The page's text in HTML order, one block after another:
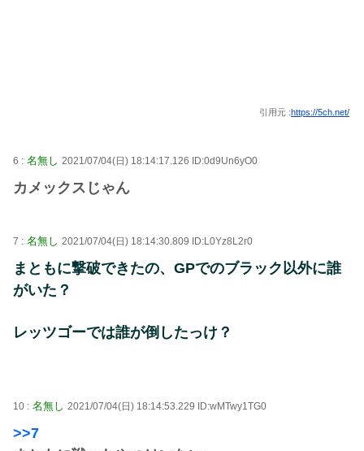
引用元 :https://5ch.net/
6 : 名無し 2021/07/04(日) 18:14:17.126 ID:0d9Un6yO0
カメックスじゃん
7 : 名無し 2021/07/04(日) 18:14:30.809 ID:L0Yz8L2r0
まともに撃破できたの、GPでのブラック以外に誰
がいた？
レッツゴーでは誰が倒したっけ？
10 : 名無し 2021/07/04(日) 18:14:53.229 ID:wMTwy1TG0
>>7